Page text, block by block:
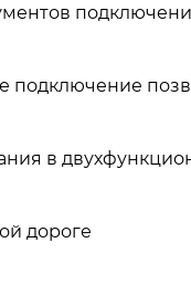
подключение
в
дороге